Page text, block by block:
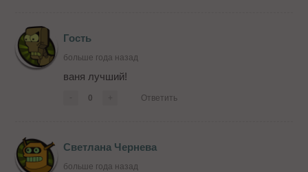
Гость
больше года назад
ваня лучший!
0 Ответить
Светлана Чернева
больше года назад